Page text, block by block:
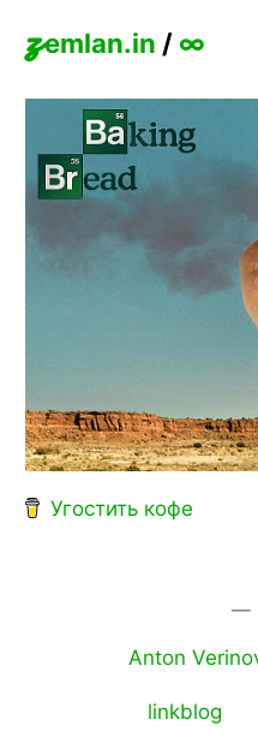
zemlan.in / ∞
Угостить кофе
Anton
linkblog